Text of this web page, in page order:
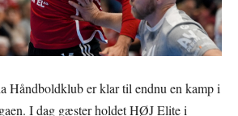
Håndboldklub er klar til endnu en kamp i
I dag gæster holdet HØJ Elite i